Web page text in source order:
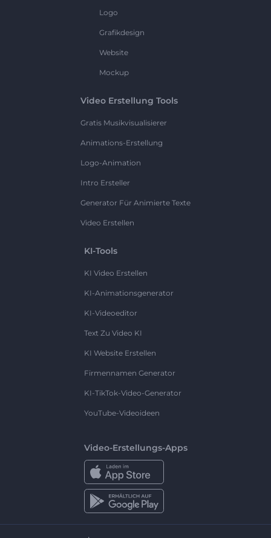
Logo
Grafikdesign
Website
Mockup
Video Erstellung Tools
Gratis Musikvisualisierer
Animations-Erstellung
Logo-Animation
Intro Ersteller
Generator Für Animierte Texte
Video Erstellen
KI-Tools
KI Video Erstellen
KI-Animationsgenerator
KI-Videoeditor
Text Zu Video KI
KI Website Erstellen
Firmennamen Generator
KI-TikTok-Video-Generator
YouTube-Videoideen
Video-Erstellungs-Apps